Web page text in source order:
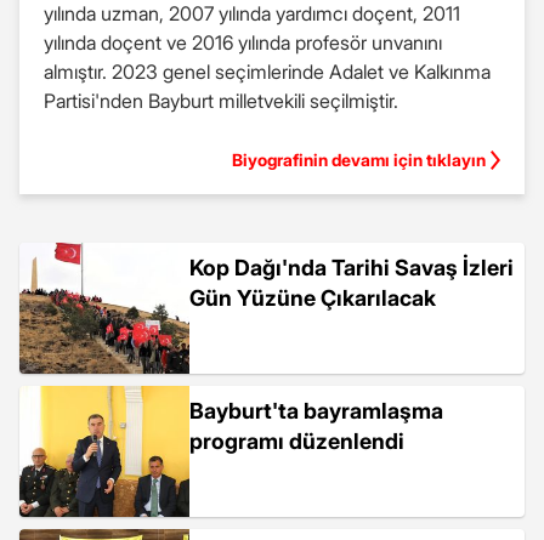
yılında uzman, 2007 yılında yardımcı doçent, 2011
yılında doçent ve 2016 yılında profesör unvanını
almıştır. 2023 genel seçimlerinde Adalet ve Kalkınma
Partisi'nden Bayburt milletvekili seçilmiştir.
Biyografinin devamı için tıklayın
Kop Dağı'nda Tarihi Savaş İzleri
Gün Yüzüne Çıkarılacak
Bayburt'ta bayramlaşma
programı düzenlendi